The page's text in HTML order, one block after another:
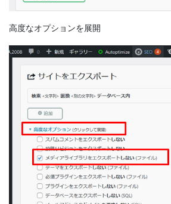
高度なオプションを展開